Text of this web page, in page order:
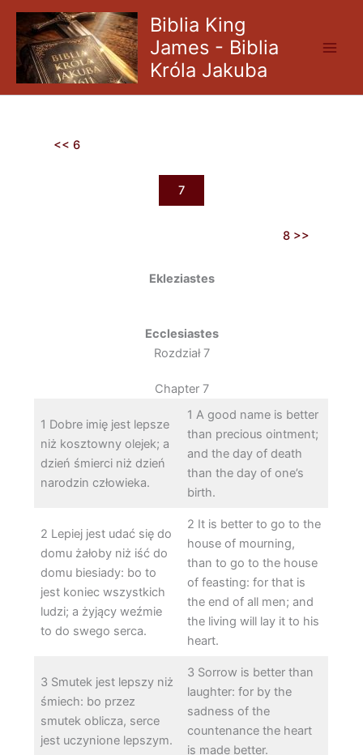
Skip
content
Biblia King
James - Biblia
Króla Jakuba
<< 6
7
8 >>
Ekleziastes
Ecclesiastes
Rozdział 7
Chapter 7
1 Dobre imię jest lepsze
niż kosztowny olejek; a
dzień śmierci niż dzień
narodzin człowieka.
1 A good name is better
than precious ointment;
and the day of death
than the day of one’s
birth.
2 Lepiej jest udać się do
domu żałoby niż iść do
domu biesiady: bo to
jest koniec wszystkich
ludzi; a żyjący weźmie
to do swego serca.
2 It is better to go to the
house of mourning,
than to go to the house
of feasting: for that is
the end of all men; and
the living will lay it to his
heart.
3 Smutek jest lepszy niż
śmiech: bo przez
smutek oblicza, serce
jest uczynione lepszym.
3 Sorrow is better than
laughter: for by the
sadness of the
countenance the heart
is made better.